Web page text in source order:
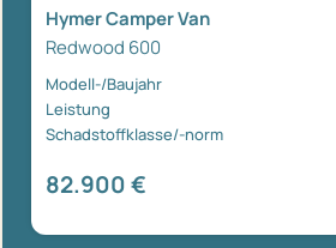
Hymer Camper Van
Redwood 600
Modell-/Baujahr
Leistung
Schadstoffklasse/-norm
82.900 €